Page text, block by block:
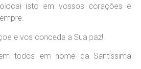
isto em vossos corações e
e vos conceda a Sua paz!
todos em nome da Santíssima